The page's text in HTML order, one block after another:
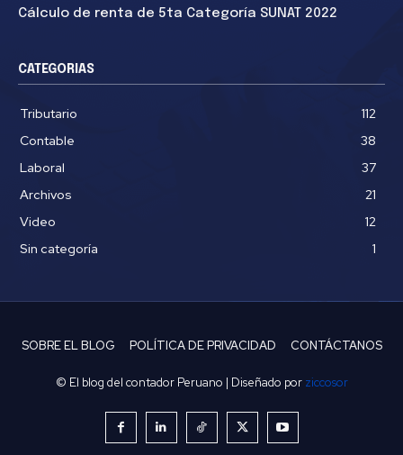
Cálculo de renta de 5ta Categoría SUNAT 2022
CATEGORIAS
Tributario
112
Contable
38
Laboral
37
Archivos
21
Video
12
Sin categoría
1
SOBRE EL BLOG POLÍTICA DE PRIVACIDAD CONTÁCTANOS
© El blog del contador Peruano | Diseñado por ziccosor